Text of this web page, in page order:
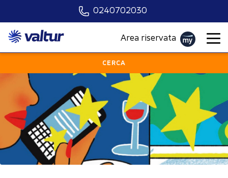
0240702030
Area riservata
CERCA
Scegli la località
Chi?
PARTI ORA